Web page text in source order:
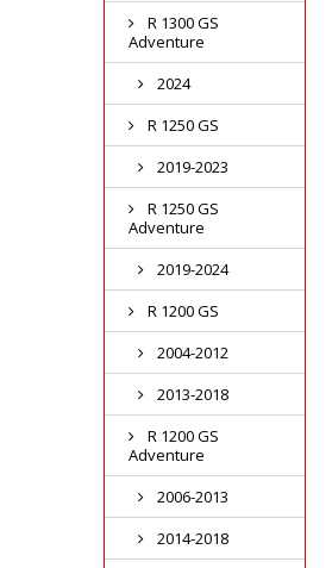
R 1300 GS
Adventure
2024
R 1250 GS
2019-2023
R 1250 GS
Adventure
2019-2024
R 1200 GS
2004-2012
2013-2018
R 1200 GS
Adventure
2006-2013
2014-2018